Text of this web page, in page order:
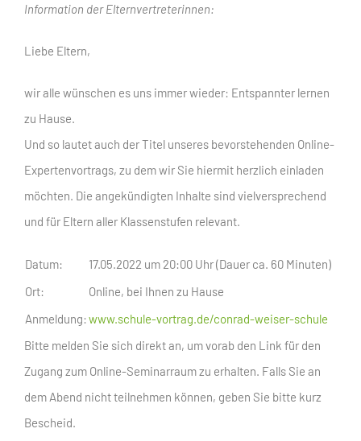
Information der Elternvertreterinnen:
Liebe Eltern,
wir alle wünschen es uns immer wieder: Entspannter lernen
zu Hause.
Und so lautet auch der Titel unseres bevorstehenden Online-
Expertenvortrags, zu dem wir Sie hiermit herzlich einladen
möchten. Die angekündigten Inhalte sind vielversprechend
und für Eltern aller Klassenstufen relevant.
Datum:
17.05.2022 um 20:00 Uhr (Dauer ca. 60 Minuten)
Ort:
Online, bei Ihnen zu Hause
Anmeldung:www.schule-vortrag.de/conrad-weiser-schule
Bitte melden Sie sich direkt an, um vorab den Link für den
Zugang zum Online-Seminarraum zu erhalten. Falls Sie an
dem Abend nicht teilnehmen können, geben Sie bitte kurz
Bescheid.